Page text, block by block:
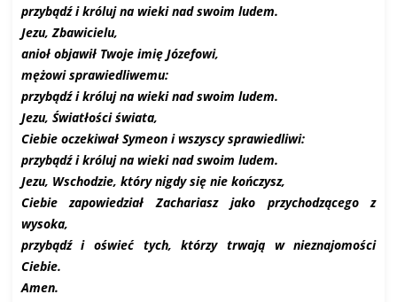
przybądź i króluj na wieki nad swoim ludem.
Jezu, Zbawicielu,
anioł objawił Twoje imię Józefowi,
mężowi sprawiedliwemu:
przybądź i króluj na wieki nad swoim ludem.
Jezu, Światłości świata,
Ciebie oczekiwał Symeon i wszyscy sprawiedliwi:
przybądź i króluj na wieki nad swoim ludem.
Jezu, Wschodzie, który nigdy się nie kończysz,
Ciebie zapowiedział Zachariasz jako przychodzącego z
wysoka,
przybądź i oświeć tych, którzy trwają w nieznajomości
Ciebie.
Amen.